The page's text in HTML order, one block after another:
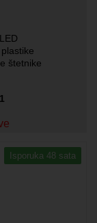
štetnike
1
Isporuka 48 sata